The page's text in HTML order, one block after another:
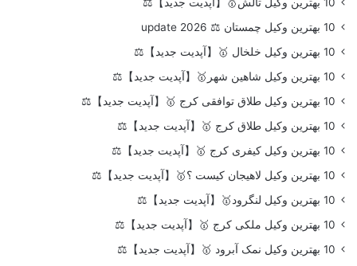
10 بهترین وکیل چمستان ⚖️ update 2026
10 بهترین وکیل خلخال 🥇【آپدیت جدید】⚖️
10 بهترین وکیل شاهین شهر🥇【آپدیت جدید】⚖️
10 بهترین وکیل طلاق توافقی کرج 🥇【آپدیت جدید】⚖️
10 بهترین وکیل طلاق کرج 🥇【آپدیت جدید】⚖️
10 بهترین وکیل کیفری کرج 🥇【آپدیت جدید】⚖️
10 بهترین وکیل لاهیجان کیست ؟🥇【آپدیت جدید】⚖️
10 بهترین وکیل لنگرود🥇【آپدیت جدید】⚖️
10 بهترین وکیل ملکی کرج 🥇【آپدیت جدید】⚖️
10 بهترین وکیل نمک آبرود 🥇【آپدیت جدید】⚖️